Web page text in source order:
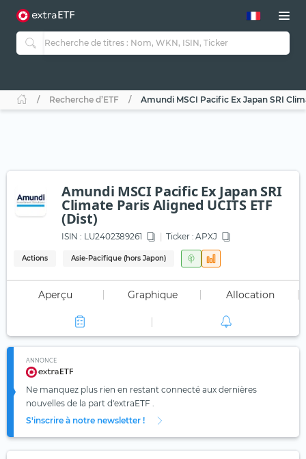
Recherche d’ETF Amundi MSCI Pacific Ex Japan SRI
Amundi MSCI Pacific Ex Japan SRI
Climate Paris Aligned UCITS ETF
(Dist)
ISIN : LU2402389261 Ticker : APXJ
Actions Asie-Pacifique (hors Japon)
Aperçu Graphique Allocation
ANNONCE
Ne manquez plus rien en restant connecté aux dernières
nouvelles de la part d'extraETF .
S'inscrire à notre newsletter !